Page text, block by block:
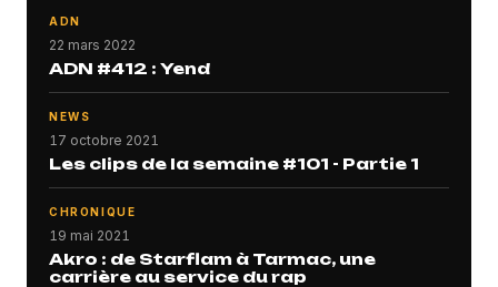
22 mars 2022
ADN
ADN #412 : Yend
17 octobre 2021
NEWS
Les clips de la semaine #101 - Partie 1
19 mai 2021
CHRONIQUE
Akro : de Starflam à Tarmac, une
carrière au service du rap